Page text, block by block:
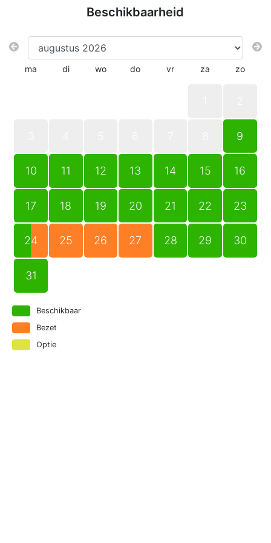
Beschikbaarheid
ma di wo do vr za zo
9
10 11 12 13 14 15 16
17 18 19 20 21 22 23
24 25 26 27 28 29 30
31
Beschikbaar
Bezet
Optie